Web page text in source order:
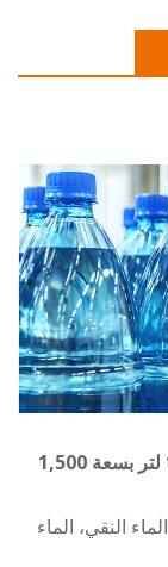
خط ماكينة تعبئة مياه شرب نقية سعة 3-10 لتر بسعة 1,500
النقي، الماء